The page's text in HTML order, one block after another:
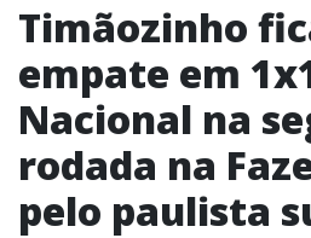
Timãozinho
empate em
Nacional na
rodada na
pelo paulista